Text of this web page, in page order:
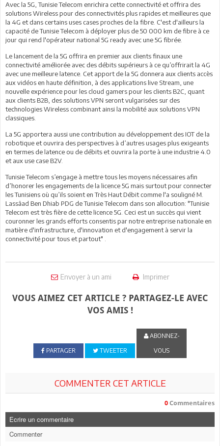
Avec la 5G, Tunisie Telecom enrichira cette connectivité et offrira des
solutions Wireless pour des connectivités plus rapides et meilleures que
la 4G et dans certains uses cases proches de la fibre. C'est d'ailleurs la
capacité de Tunisie Telecom à déployer plus de 50 000 km de fibre à ce
jour qui rend l'opérateur national 5G ready avec une 5G fibrée.
Le lancement de la 5G offrira en premier aux clients finaux une
connectivité améliorée avec des débits supérieurs à ce qu’offrirait la 4G
avec une meilleure latence. Cet apport de la 5G donnera aux clients accès
aux vidéos en haute définition, à des applications live Stream, une
nouvelle expérience pour les cloud gamers pour les clients B2C, quant
aux clients B2B, des solutions VPN seront vulgarisées sur des
technologies Wireless combinant ainsi la mobilité aux solutions VPN
classiques.
La 5G apportera aussi une contribution au développement des IOT de la
robotique et ouvrira des perspectives à d’autres usages plus exigeants
en termes de latence ou de débits et ouvrira la porte à une industrie 4.0
et aux use case B2V.
Tunisie Telecom s’engage à mettre tous les moyens nécessaires afin
d’honorer les engagements de la licence 5G mais surtout pour connecter
les Tunisiens où qu’ils soient en Très Haut Débit comme l'a souligné M.
Lassâad Ben Dhiab PDG de Tunisie Telecom dans son allocution: "Tunisie
Telecom est très fière de cette licence 5G. Ceci est un succès qui vient
couronner les grands efforts consentis par notre entreprise nationale en
matière d'infrastructure, d'innovation et d'engagement à servir la
connectivité pour tous et partout" .
Envoyer à un ami Imprimer
VOUS AIMEZ CET ARTICLE ? PARTAGEZ-LE AVEC
VOS AMIS !
PARTAGER TWEETER
ABONNEZ-
VOUS
COMMENTER CET ARTICLE
0 Commentaires
Ecrire un commentaire
Commenter